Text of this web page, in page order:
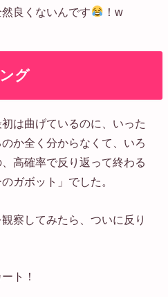
良くないんです
！w
グ
は曲げているのに、いった
か全く分からなくて、いろ
高確率で反り返って終わる
ガボット」でした。
察してみたら、ついに反り
ト！